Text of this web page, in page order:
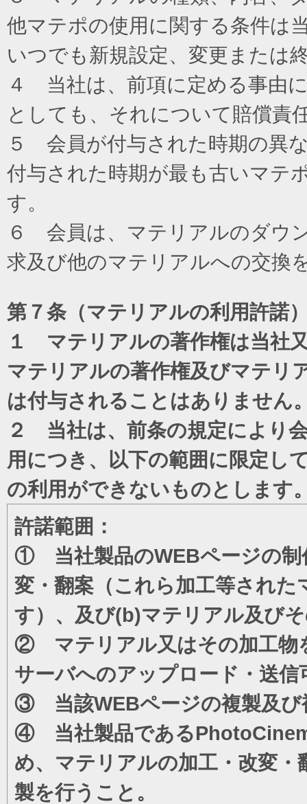
他マテポの使用に関する条件は
いつでも新規設定、変更または
４ 当社は、前項に定める事由
としても、それについて賠償責
５ 会員が付与された時期の異
付与された時期が最も古いマテ
す。
６ 会員は、マテリアルのダウ
求及び他のマテリアルへの交換
第７条（マテリアルの利用許諾
１ マテリアルの著作権は当社
マテリアルの著作権及びマテリ
は付与されることはありません
２ 当社は、前条の規定により
用につき、以下の範囲に限定し
の利用ができないものとします
許諾範囲：
① 当社製品のWEBページの制
変・翻案（これら加工等され
す）、及び(b)マテリアル及び
② マテリアル又はその加工物
サーバへのアップロード・送信
③ 当該WEBページの複製及び
④ 当社製品である
め、マテリアルの加工・改変
製を行うこと。